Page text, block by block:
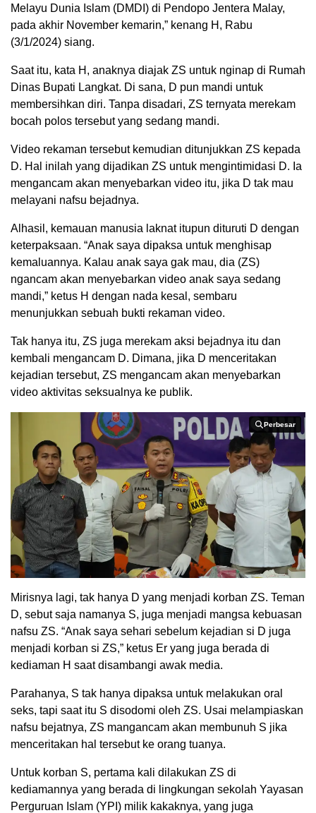
Melayu Dunia Islam (DMDI) di Pendopo Jentera Malay,
pada akhir November kemarin,” kenang H, Rabu
(3/1/2024) siang.
Saat itu, kata H, anaknya diajak ZS untuk nginap di Rumah
Dinas Bupati Langkat. Di sana, D pun mandi untuk
membersihkan diri. Tanpa disadari, ZS ternyata merekam
bocah polos tersebut yang sedang mandi.
Video rekaman tersebut kemudian ditunjukkan ZS kepada
D. Hal inilah yang dijadikan ZS untuk mengintimidasi D. Ia
mengancam akan menyebarkan video itu, jika D tak mau
melayani nafsu bejadnya.
Alhasil, kemauan manusia laknat itupun dituruti D dengan
keterpaksaan. “Anak saya dipaksa untuk menghisap
kemaluannya. Kalau anak saya gak mau, dia (ZS)
ngancam akan menyebarkan video anak saya sedang
mandi,” ketus H dengan nada kesal, sembaru
menunjukkan sebuah bukti rekaman video.
Tak hanya itu, ZS juga merekam aksi bejadnya itu dan
kembali mengancam D. Dimana, jika D menceritakan
kejadian tersebut, ZS mengancam akan menyebarkan
video aktivitas seksualnya ke publik.
Perbesar
Perbesar
Mirisnya lagi, tak hanya D yang menjadi korban ZS. Teman
D, sebut saja namanya S, juga menjadi mangsa kebuasan
nafsu ZS. “Anak saya sehari sebelum kejadian si D juga
menjadi korban si ZS,” ketus Er yang juga berada di
kediaman H saat disambangi awak media.
Parahanya, S tak hanya dipaksa untuk melakukan oral
seks, tapi saat itu S disodomi oleh ZS. Usai melampiaskan
nafsu bejatnya, ZS mangancam akan membunuh S jika
menceritakan hal tersebut ke orang tuanya.
Untuk korban S, pertama kali dilakukan ZS di
kediamannya yang berada di lingkungan sekolah Yayasan
Perguruan Islam (YPI) milik kakaknya, yang juga